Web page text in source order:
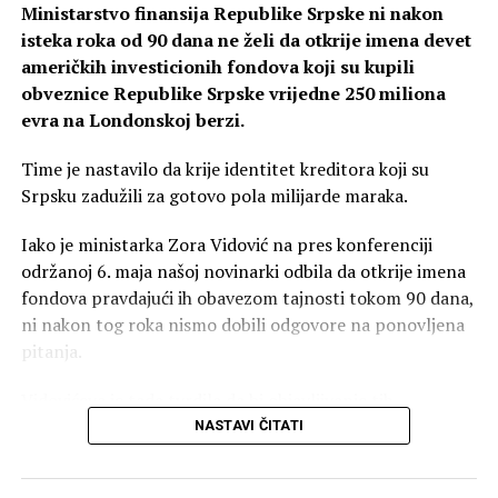
„Iz izvedenih dokaza u ovom postupku, ne proizilazi
da je tuženi dao pismenu saglasnost za izgradnju
lifta za stambeni dio zgrade. Činjenica da su fakture
koje je tužilac ispostavio tuženom vraćene i da ih
značaja, niti oslobađa tuženog od obaveze plaćanja
navodi se u presudi.
Inače, APIF je pokušao osporiti odluke skupštine ZEV-a
pokretanjem posebnog sudskog spora u kojem je tražio
da se te odluke proglase ništavim, ali taj pokušaj nije
urodio plodom.
Ministarstvo finansija Republike Srpske ni nakon
isteka roka od 90 dana ne želi da otkrije imena devet
američkih investicionih fondova koji su kupili
obveznice Republike Srpske vrijedne 250 miliona
evra na Londonskoj berzi.
Time je nastavilo da krije identitet kreditora koji su
Srpsku zadužili za gotovo pola milijarde maraka.
Iako je ministarka Zora Vidović na pres konferenciji
održanoj 6. maja našoj novinarki odbila da otkrije imena
fondova pravdajući ih obavezom tajnosti tokom 90 dana,
ni nakon tog roka nismo dobili odgovore na ponovljena
pitanja.
informacija prije isteka 90 dana dovelo do visokih penala
NASTAVI ČITATI